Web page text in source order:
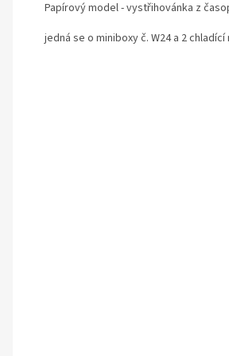
Papírový model - vystřihovánka z
jedná se o miniboxy č. W24 a 2 chladící